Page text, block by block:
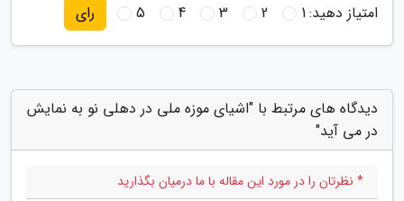
امتیاز دهید:1
2
3
4
5 رای
دیدگاه های مرتبط با "اشیای موزه ملی در دهلی نو به نمایش
در می آید"
* نظرتان را در مورد این مقاله با ما درمیان بگذارید